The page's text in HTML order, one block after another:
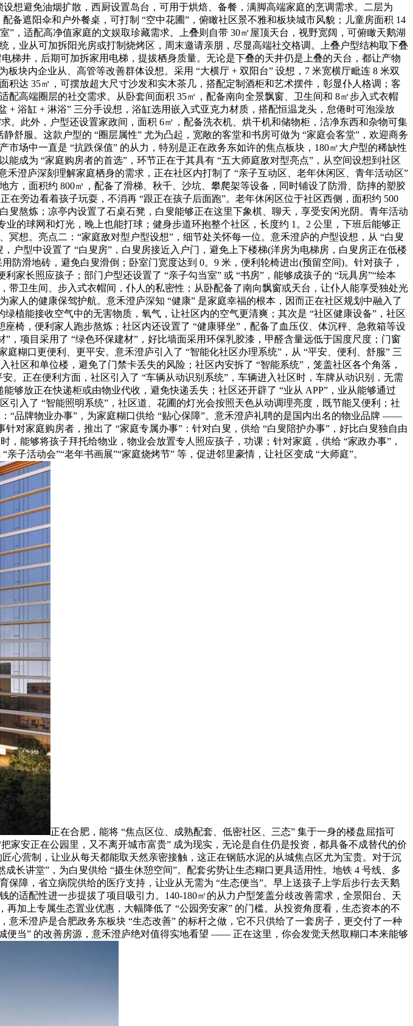
想避免油烟扩散，西厨设置岛台，可用于烘焙、备餐，满脚高端家庭的烹调需求。二层为
备遮阳伞和户外餐桌，可打制 “空中花圃”，俯瞰社区景不雅和板块城市风貌；儿童房面积 14
，适配高净值家庭的文娱取珍藏需求。上叠则自带 30㎡屋顶天台，视野宽阔，可俯瞰天鹅湖
业从可加拆阳光房或打制烧烤区，周末邀请亲朋，尽显高端社交格调。上叠户型结构取下叠
梯井，后期可加拆家用电梯，提拔栖身质量。无论是下叠的天井仍是上叠的天台，都让产物
块内企业从、高管等改善群体设想。采用 “大横厅 + 双阳台” 设想，7 米宽横厅毗连 8 米双
达 35㎡，可摆放超大尺寸沙发和实木茶几，搭配定制酒柜和艺术摆件，彰显仆人格调；客
高端圈层的社交需求。从卧套间面积 35㎡，配备南向全景飘窗、卫生间和 8㎡步入式衣帽
浴缸 + 淋浴” 三分手设想，浴缸选用嵌入式亚克力材质，搭配恒温龙头，怠倦时可泡澡放
。此外，户型还设置家政间，面积 6㎡，配备洗衣机、烘干机和储物柜，洁净东西和杂物可集
舒服。这款户型的 “圈层属性” 尤为凸起，宽敞的客堂和书房可做为 “家庭会客堂”，欢迎商务
场中一直是 “抗跌保值” 的从力，特别是正在政务东如许的焦点板块，180㎡大户型的稀缺性
成为 “家庭购房者的首选”，环节正在于其具有 “五大师庭敌对型亮点”，从空间设想到社区
澄庐深刻理解家庭栖身的需求，正在社区内打制了 “亲子互动区、老年休闲区、青年活动区”
，面积约 800㎡，配备了滑梯、秋千、沙坑、攀爬架等设备，同时铺设了防滑、防摔的塑胶
旁边看着孩子玩耍，不消再 “跟正在孩子后面跑”。老年休闲区位于社区西侧，面积约 500
熬炼；凉亭内设置了石桌石凳，白叟能够正在这里下象棋、聊天，享受安闲光阴。青年活动
的球网和灯光，晚上也能打球；健身步道环抱整个社区，长度约 1。2 公里，下班后能够正
想。亮点二：“家庭敌对型户型设想”，细节处关怀每一位。意禾澄庐的户型设想，从 “白叟
户型中设置了 “白叟房”，白叟房接近入户门，避免上下楼梯(洋房为电梯房，白叟房正在低楼
滑地砖，避免白叟滑倒；卧室门宽度达到 0。9 米，便利轮椅进出(预留空间)。针对孩子，
家长照应孩子；部门户型还设置了 “亲子勾当室” 或 “书房”，能够成孩子的 “玩具房”“绘本
带卫生间、步入式衣帽间，仆人的私密性；从卧配备了南向飘窗或天台，让仆人能享受独处光
人的健康保驾护航。意禾澄庐深知 “健康” 是家庭幸福的根本，因而正在社区规划中融入了
植能接收空气中的无害物质，氧气，让社区内的空气更清爽；其次是 “社区健康设备”，社区
椅，便利家人跑步熬炼；社区内还设置了 “健康驿坐”，配备了血压仪、体沉秤、急救箱等设
项目采用了 “绿色环保建材”，好比墙面采用环保乳胶漆，甲醛含量远低于国度尺度；门窗
糊口更便利、更平安。意禾澄庐引入了 “智能化社区办理系统”，从 “平安、便利、舒服” 三
区和单位楼，避免了门禁卡丢失的风险；社区内安拆了 “智能系统”，笼盖社区各个角落，
。正在便利方面，社区引入了 “车辆从动识别系统”，车辆进入社区时，车牌从动识别，无需
够放正在快递柜或由物业代收，避免快递丢失；社区还开辟了 “业从 APP”，业从能够通过
入了 “智能照明系统”，社区道、花圃的灯光会按照天色从动调理亮度，既节能又便利；社
“品牌物业办事”，为家庭糊口供给 “贴心保障”。意禾澄庐礼聘的是国内出名的物业品牌 ——
对家庭购房者，推出了 “家庭专属办事”：针对白叟，供给 “白叟陪护办事”，好比白叟独自由
能够将孩子拜托给物业，物业会放置专人照应孩子，功课；针对家庭，供给 “家政办事”，
子活动会”“老年书画展”“家庭烧烤节” 等，促进邻里豪情，让社区变成 “大师庭”。
正在合肥，能将 “焦点区位、成熟配套、低密社区、三态” 集于一身的楼盘屈指可
家安正在公园里，又不离开城市富贵” 成为现实，无论是自住仍是投资，都具备不成替代的价
心营制，让业从每天都能取天然亲密接触，这正在钢筋水泥的从城焦点区尤为宝贵。对于沉
长讲堂”，为白叟供给 “摄生休憩空间”。配套劣势让生态糊口更具适用性。地铁 4 号线、多
障，省立病院供给的医疗支持，让业从无需为 “生态便当”。早上送孩子上学后步行去天鹅
适配性进一步提拔了项目吸引力。140-180㎡的从力户型笼盖分歧改善需求，全景阳台、天
加上专属生态置业优惠，大幅降低了 “公园旁安家” 的门槛。从投资角度看，生态资本的不
禾澄庐是合肥政务东板块 “生态改善” 的标杆之做，它不只供给了一套房子，更交付了一种
便当” 的改善房源，意禾澄庐绝对值得实地看望 —— 正在这里，你会发觉天然取糊口本来能够